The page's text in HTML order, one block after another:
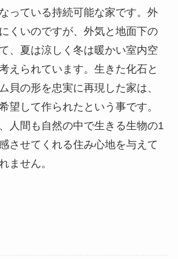
っている持続可能な家です。外
くいのですが、外気と地面下の
、夏は涼しく冬は暖かい室内空
えられています。生きた化石と
貝の形を忠実に再現した家は、
望して作られたという事です。
人間も自然の中で生きる生物の1
させてくれる住み心地を与えて
ません。